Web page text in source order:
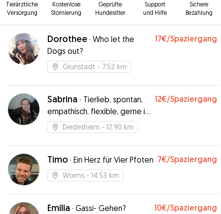
Tierärztliche
Versorgung
Kostenlose
Stornierung
Geprüfte
Hundesitter
Support
und Hilfe
Sichere
Bezahlung
Dorothee · Who let the
Dogs out?
17€/Spaziergang
Grünstadt - 7.52 km
Sabrina · Tierlieb, spontan,
empathisch, flexible, gerne in
der Natur draußen
12€/Spaziergang
Deidesheim - 12.90 km
Timo · Ein Herz für Vier Pfoten 7€/Spaziergang
Worms - 14.53 km
Emilia · Gassi- Gehen?
10€/Spaziergang